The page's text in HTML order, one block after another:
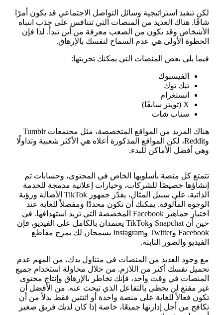
لكن تنفيذ استراتيجية وسائل التواصل الاجتماعي قد يكون أمرًا
شاقًا. هناك العديد من المنصات التي تتنافس على جذب انتباه
الأشخاص وقد يكون من الصعب معرفة من أين تبدأ. لذا فإن
الخطوة الأولى هي عدم السماح لنفسك بالإرهاق.
فيما يلي بعض المنصات التي يمكنك تجربتها:
الفيسبوك
تيك توك
انستغرام
X (تويتر سابقًا)
سناب شات
هناك المزيد من المواقع المتخصصة، مثل مجتمعات Tumblr
وReddit، لكن المواقع المذكورة أعلاه هي الأكثر شعبية وتداولًا
وهي أفضل الأماكن للبدء.
تتمتع كل منصة بأسلوبها الخاص في المحتوى، وحسابات تم
إنشاؤها خصيصًا للشركات، وخيارات إعلانية مدمجة للخدمة
الذاتية. على سبيل المثال، يقدّر جمهور TikTok الأصالة ورؤية
الوجوه المألوفة. يمكنك أن تكون محددًا ومفصلاً للغاية عند
اختيار جماهير Facebook المخصصة التي تريد استهدافها. في
حين أن Snapchat وTikTok يعتمدان بالكامل على الفيديو، فإن
Facebook وTwitter وInstagram يسمحان لك بمزج مقاطع
الفيديو والصور الثابتة.
مع وجود العديد من المنصات في متناول يدك، من المهم عدم
تحميل نفسك أكثر من اللازم. من خلال محاولة استخدام جميع
المنصات في وقت واحد، فإنك تخاطر بالإرهاق وإنتاج محتوى
غير مقنع لن يحظى بالتفاعل الذي تبحث عنه. من الأفضل أن
تكون فعالاً للغاية على منصة واحدة أو اثنتين فقط بدلاً من أن
تكافح من أجل إدارتها جميعًا، خاصة إذا كان لديك فريق صغير